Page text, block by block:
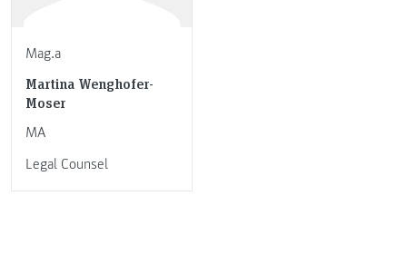
Mag.a
Martina Wenghofer-
Moser
MA
Legal Counsel